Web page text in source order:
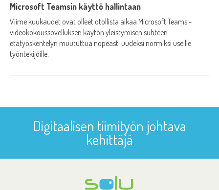
Microsoft Teamsin käyttö hallintaan
Viime kuukaudet ovat olleet otollista aikaa Microsoft Teams -
videokokoussovelluksen käytön yleistymisen suhteen
etätyöskentelyn muututtua nopeasti uudeksi normiksi useille
työntekijöille.
Digitaalisen tiimityön johtava
kehittäjä